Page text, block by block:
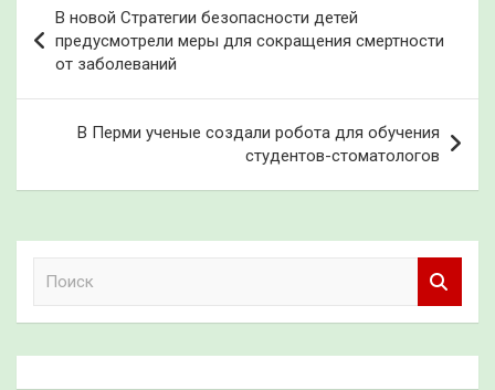
по
записям
В новой Стратегии безопасности детей
предусмотрели меры для сокращения смертности
от заболеваний
В Перми ученые создали робота для обучения
студентов-стоматологов
к